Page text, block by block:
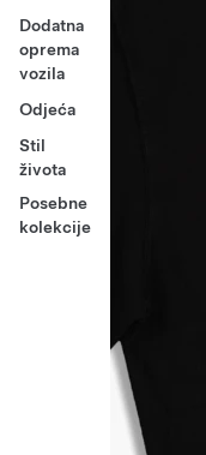
Dodatna
oprema
vozila
Odjeća
Stil
života
Posebne
kolekcije